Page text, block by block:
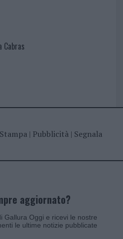
Cabras
| Pubblicità| Segnala
aggiornato?
Gallura Oggi e ricevi le nostre
le ultime notizie pubblicate